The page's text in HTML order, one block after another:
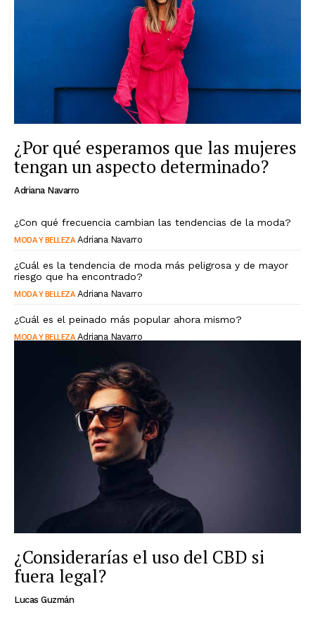
¿Por qué esperamos que las mujeres
tengan un aspecto determinado?
Adriana Navarro
¿Con qué frecuencia cambian las tendencias de la moda?
MODA Y BELLEZA Adriana Navarro
¿Cuál es la tendencia de moda más peligrosa y de mayor
riesgo que ha encontrado?
MODA Y BELLEZA Adriana Navarro
¿Cuál es el peinado más popular ahora mismo?
MODA Y BELLEZA Adriana Navarro
¿Considerarías el uso del CBD si
fuera legal?
Lucas Guzmán